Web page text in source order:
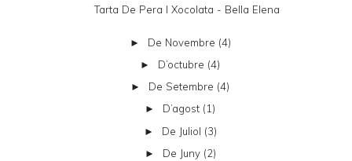
Tarta De Pera I Xocolata - Bella Elena
► De Novembre (4)
► D’octubre (4)
► De Setembre (4)
► D’agost (1)
► De Juliol (3)
► De Juny (2)